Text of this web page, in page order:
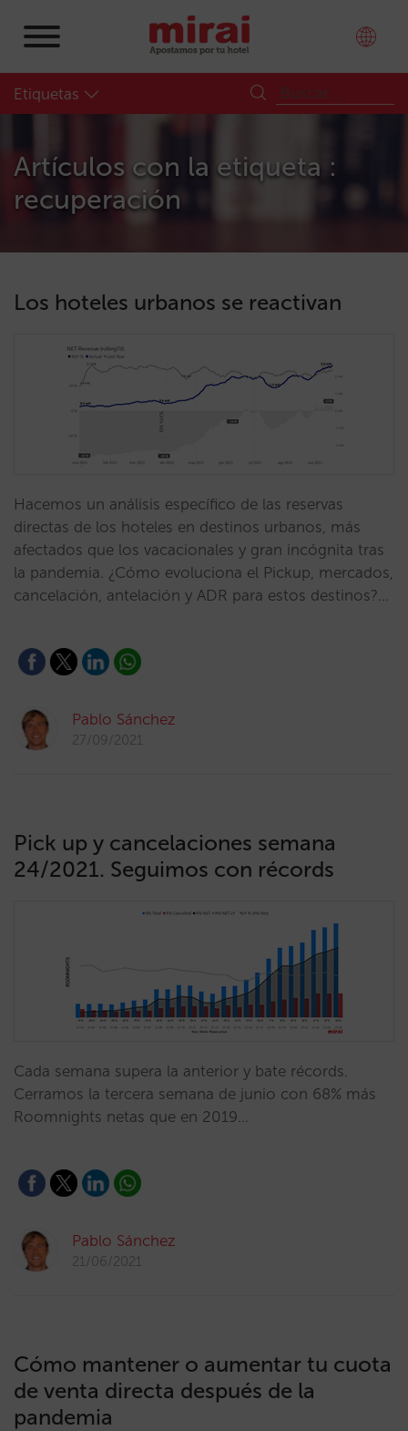
Etiquetas
Artículos con la etiqueta :
recuperación
Los hoteles urbanos se reactivan
Hacemos un análisis específico de las reservas
directas de los hoteles en destinos urbanos, más
afectados que los vacacionales y gran incógnita tras
la pandemia. ¿Cómo evoluciona el Pickup, mercados,
cancelación, antelación y ADR para estos destinos?…
Pablo Sánchez
27/09/2021
Pick up y cancelaciones semana
24/2021. Seguimos con récords
Cada semana supera la anterior y bate récords.
Cerramos la tercera semana de junio con 68% más
Roomnights netas que en 2019…
Pablo Sánchez
21/06/2021
Cómo mantener o aumentar tu cuota
de venta directa después de la
pandemia